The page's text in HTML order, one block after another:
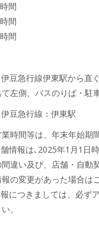
間
間
間
豆急行線伊東駅から直ぐ
左側、バスのりば・駐
伊豆急行線：伊東駅
時間等は、年末年始期
情報は､2025年1月1日時
違い及び、店舗・自動
の変更があった場合は
につきましては、必ず
。